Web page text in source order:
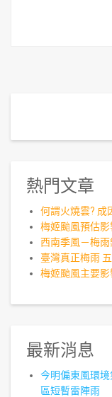
熱門文章
何謂火燒雲? 成
梅姬颱風預估
西南季風－梅
臺灣真正梅雨
梅姬颱風主要
最新消息
今明偏東風環
區短暫雷陣雨